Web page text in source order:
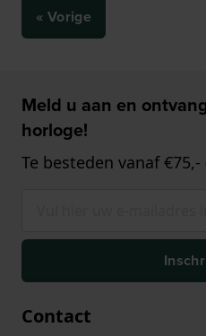
« Vorige
Meld u aan en
horloge!
Te besteden vanaf
Contact